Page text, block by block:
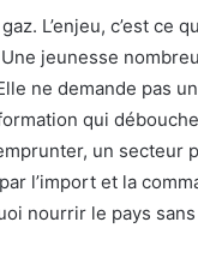
L’enjeu, c’est ce
jeunesse
ne demande pas
qui
un secteur
l’import et la
nourrir le pays